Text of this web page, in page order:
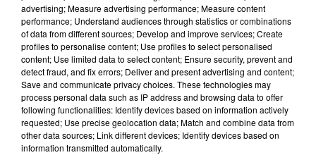
Une simple étreinte pourrait donc devenir un véritable outil
pour améliorer notre bien-être quotidien. Ces découvertes
ouvrent également des perspectives prometteuses pour les
traitements en santé mentale et la rééducation sensorielle,
en intégrant la dimension corporelle dans la prise en charge
thérapeutique.
Dans un monde où le stress et l’isolement sont de plus en
plus fréquents, réapprendre à se connecter physiquement
advertising; Measure advertising performance; Measure content
performance; Understand audiences through statistics or combinations
of data from different sources; Develop and improve services; Create
profiles to personalise content; Use profiles to select personalised
content; Use limited data to select content; Ensure security, prevent and
detect fraud, and fix errors; Deliver and present advertising and content;
Save and communicate privacy choices. These technologies may
process personal data such as IP address and browsing data to offer
following functionalities: Identify devices based on information actively
requested; Use precise geolocation data; Match and combine data from
other data sources; Link different devices; Identify devices based on
information transmitted automatically.